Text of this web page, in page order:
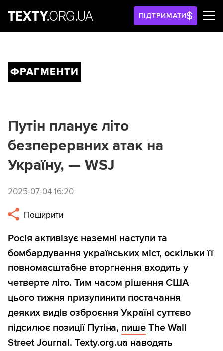
ПІДТРИМАТИ
ФРАГМЕНТИ
Путін планує літо
безперервних атак на
Україну, — WSJ
2025-07-04 16:20
Поширити
Росія активізує наземні наступи та
бомбардування українських міст, оскільки її
повномасштабне вторгнення входить у
четверте літо. Тим часом рішення США
цього тижня призупинити постачання
деяких видів озброєння Україні суттєво
підсилює позиції Путіна, пише The Wall
Street Journal. Texty.org.ua наводять